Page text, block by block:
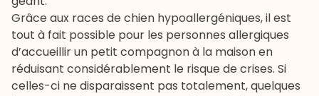
Grâce aux races de chien hypoallergéniques, il est
tout à fait possible pour les personnes allergiques
d’accueillir un petit compagnon à la maison en
réduisant considérablement le risque de crises. Si
celles-ci ne disparaissent pas totalement, quelques